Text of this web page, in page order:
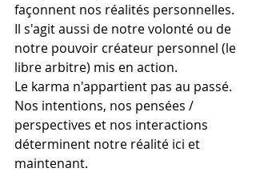
façonnent nos réalités personnelles.
Il s'agit aussi de notre volonté ou de
notre pouvoir créateur personnel (le
libre arbitre) mis en action.
Le karma n'appartient pas au passé.
Nos intentions, nos pensées /
perspectives et nos interactions
déterminent notre réalité ici et
maintenant.